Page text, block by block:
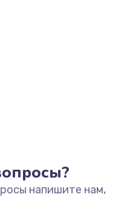
напишите нам,